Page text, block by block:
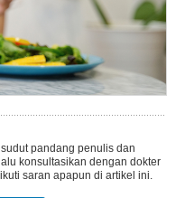
pandang penulis dan
konsultasikan dengan dokter
saran apapun di artikel ini.